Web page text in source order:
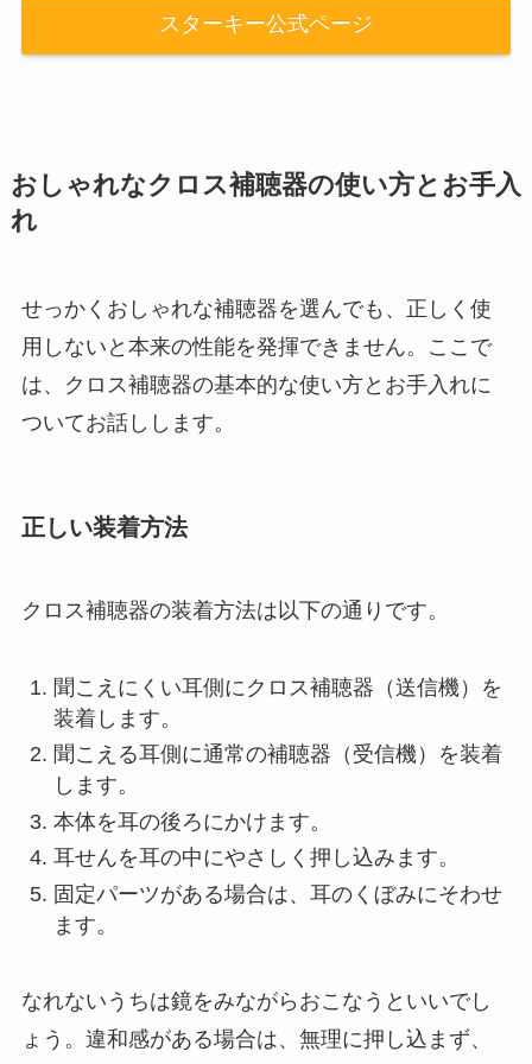
スターキー公式ページ
おしゃれなクロス補聴器の使い方とお手入
れ
せっかくおしゃれな補聴器を選んでも、正しく使
用しないと本来の性能を発揮できません。ここで
は、クロス補聴器の基本的な使い方とお手入れに
ついてお話しします。
正しい装着方法
クロス補聴器の装着方法は以下の通りです。
聞こえにくい耳側にクロス補聴器（送信機）を
装着します。
聞こえる耳側に通常の補聴器（受信機）を装着
します。
本体を耳の後ろにかけます。
耳せんを耳の中にやさしく押し込みます。
固定パーツがある場合は、耳のくぼみにそわせ
ます。
なれないうちは鏡をみながらおこなうといいでし
ょう。違和感がある場合は、無理に押し込まず、